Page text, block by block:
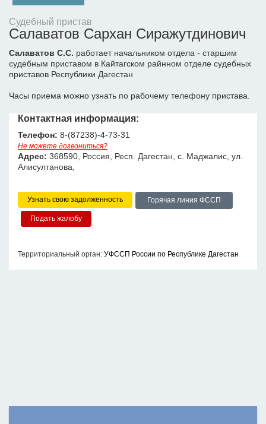
Судебный пристав
Салаватов Сархан Сиражутдинович
Салаватов С.С. работает начальником отдела - старшим
судебным приставом в Кайтагском райнном отделе судебных
приставов Республики Дагестан
Часы приема можно узнать по рабочему телефону пристава.
Контактная информация:
Телефон: 8-(87238)-4-73-31
Не можете дозвониться?
Адрес: 368590, Россия, Респ. Дагестан, с. Маджалис, ул.
Алисултанова,
Узнать свою задолженность Горячая линия ФССП
Территориальный орган: УФССП России по Республике Дагестан